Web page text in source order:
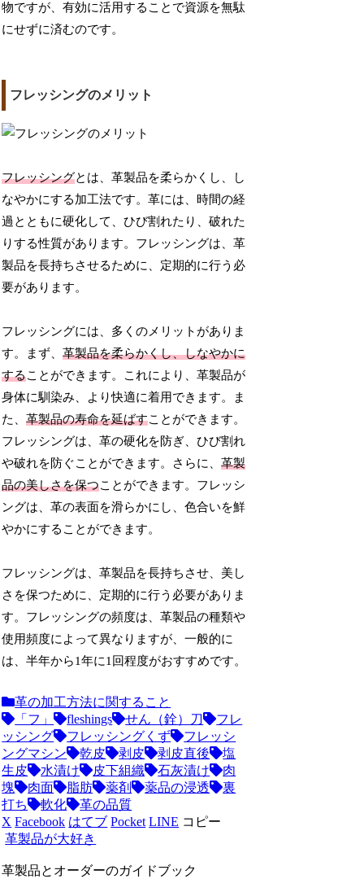
物ですが、有効に活用することで資源を無駄
にせずに済むのです。
フレッシングのメリット
フレッシングとは、革製品を柔らかくし、し
なやかにする加工法です。革には、時間の経
過とともに硬化して、ひび割れたり、破れた
りする性質があります。フレッシングは、革
製品を長持ちさせるために、定期的に行う必
要があります。
フレッシングには、多くのメリットがありま
す。まず、革製品を柔らかくし、しなやかに
することができます。これにより、革製品が
身体に馴染み、より快適に着用できます。ま
た、革製品の寿命を延ばすことができます。
フレッシングは、革の硬化を防ぎ、ひび割れ
や破れを防ぐことができます。さらに、革製
品の美しさを保つことができます。フレッシ
ングは、革の表面を滑らかにし、色合いを鮮
やかにすることができます。
フレッシングは、革製品を長持ちさせ、美し
さを保つために、定期的に行う必要がありま
す。フレッシングの頻度は、革製品の種類や
使用頻度によって異なりますが、一般的に
は、半年から1年に1回程度がおすすめです。
革の加工方法に関すること
「フ」
fleshings せん（銓）刀
フレ
ッシング
フレッシングくず
フレッシ
ングマシン
乾皮 剥皮 剥皮直後
塩
生皮
水漬け 皮下組織 石灰漬け
肉
塊
肉面 脂肪 薬剤 薬品の浸透
裏
打ち
軟化
革の品質
X Facebook はてブ Pocket LINE コピー
革製品が大好き
革製品とオーダーのガイドブック